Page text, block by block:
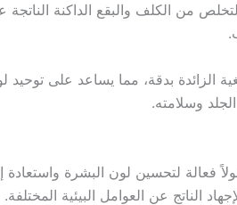
من الكلف والبقع الداكنة
الزائدة بدقة، مما يساعد على
وسلامته.
فعالة لتحسين لون البشرة
الناتج عن العوامل البيئية المختلفة.